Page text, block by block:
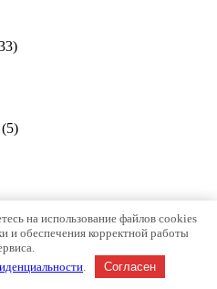
(5)
(9)
на использование файлов cookies
и обеспечения корректной работы
Согласен